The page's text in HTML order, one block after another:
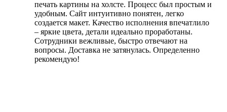
печать картины на холсте. Процесс был простым и
удобным. Сайт интуитивно понятен, легко
создается макет. Качество исполнения впечатлило
– яркие цвета, детали идеально проработаны.
Сотрудники вежливые, быстро отвечают на
вопросы. Доставка не затянулась. Определенно
рекомендую!